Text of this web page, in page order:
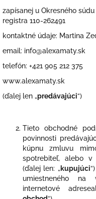
zapísanej u Okresného
registra 110-262491
kontaktné údaje: Martina
email: info@alexamaty.sk
telefón: +421 905 212 375
www.alexamaty.sk
(ďalej len „predávajúci“)
Tieto obchodné
povinnosti
kúpnu zmluvu
spotrebiteľ, alebo v
(ďalej len: „kupujúci
umiestneného na
internetové